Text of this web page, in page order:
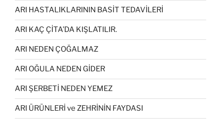
ARI HASTALIKLARININ BASİT TEDAVİLERİ
ARI KAÇ ÇİTA’DA KIŞLATILIR.
ARI NEDEN ÇOĞALMAZ
ARI OĞULA NEDEN GİDER
ARI ŞERBETİ NEDEN YEMEZ
ARI ÜRÜNLERİ ve ZEHRİNİN FAYDASI